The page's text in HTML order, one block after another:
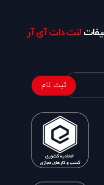
لنت دات آی آر
ثبت نام